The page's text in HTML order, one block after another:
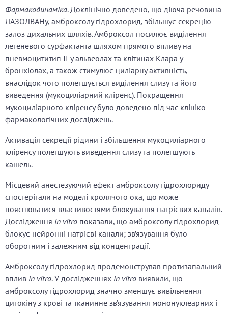
Фармакодинаміка. Доклінічно доведено, що діюча речовина
ЛАЗОЛВАНу, амброксолу гідрохлорид, збільшує секрецію
залоз дихальних шляхів. Амброксол посилює виділення
легеневого сурфактанта шляхом прямого впливу на
пневмоцититип ІІ у альвеолах та клітинах Клара у
бронхіолах, а також стимулює циліарну активність,
внаслідок чого полегшується виділення слизу та його
виведення (мукоциліарний кліренс). Покращення
мукоциліарного кліренсу було доведено під час клініко-
фармакологічних досліджень.
Активація секреції рідини і збільшення мукоциліарного
кліренсу полегшують виведення слизу та полегшують
кашель.
Місцевий анестезуючий ефект амброксолу гідрохлориду
спостерігали на моделі кролячого ока, що може
пояснюватися властивостями блокування натрієвих каналів.
Дослідження in vitro показали, що амброксолу гідрохлорид
блокує нейронні натрієві канали; зв’язування було
оборотним і залежним від концентрації.
Амброксолу гідрохлорид продемонстрував протизапальний
вплив in vitro. У дослідженнях in vitro виявили, що
амброксолу гідрохлорид значно зменшує вивільнення
цитокіну з крові та тканинне зв’язування мононуклеарних і